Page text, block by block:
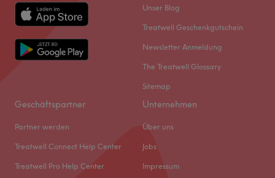
Unser Blog
Treatwell Geschenkgutschein
Newsletter Anmeldung
The Treatwell Glossary
Sitemap
Geschäftspartner
Partner werden
Treatwell Connect Help Center
Treatwell Pro Help Center
Unternehmen
Über uns
Jobs
Impressum